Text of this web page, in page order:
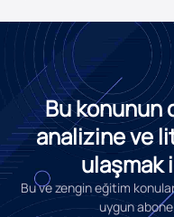
Bu konunun
analizine ve
ulaşmak
Bu ve zengin eğitim
uygun